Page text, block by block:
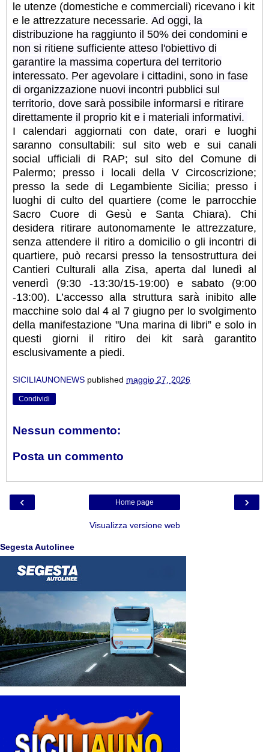
le utenze (domestiche e commerciali) ricevano i kit
e le attrezzature necessarie. Ad oggi, la
distribuzione ha raggiunto il 50% dei condomini e
non si ritiene sufficiente atteso l'obiettivo di
garantire la massima copertura del territorio
interessato. Per agevolare i cittadini, sono in fase
di organizzazione nuovi incontri pubblici sul
territorio, dove sarà possibile informarsi e ritirare
direttamente il proprio kit e i materiali informativi.
I calendari aggiornati con date, orari e luoghi
saranno consultabili: sul sito web e sui canali
social ufficiali di RAP; sul sito del Comune di
Palermo; presso i locali della V Circoscrizione;
presso la sede di Legambiente Sicilia; presso i
luoghi di culto del quartiere (come le parrocchie
Sacro Cuore di Gesù e Santa Chiara). Chi
desidera ritirare autonomamente le attrezzature,
senza attendere il ritiro a domicilio o gli incontri di
quartiere, può recarsi presso la tensostruttura dei
Cantieri Culturali alla Zisa, aperta dal lunedì al
venerdì (9:30 -13:30/15-19:00) e sabato (9:00
-13:00). L’accesso alla struttura sarà inibito alle
macchine solo dal 4 al 7 giugno per lo svolgimento
della manifestazione "Una marina di libri” e solo in
questi giorni il ritiro dei kit sarà garantito
esclusivamente a piedi.
SICILIAUNONEWS published maggio 27, 2026
Condividi
Nessun commento:
Posta un commento
‹ ›
Home page
Visualizza versione web
Segesta Autolinee